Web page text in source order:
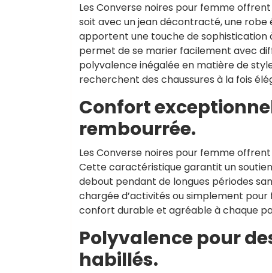
Les Converse noires pour femme
soit avec un jean décontracté, une
apportent une touche de sophistication
permet de se marier facilement avec
polyvalence inégalée en matière de
recherchent des chaussures à la fois
Confort
rembourrée.
Les Converse noires pour femme
Cette caractéristique garantit un
debout pendant de longues périodes
chargée d’activités ou simplement
confort durable et agréable à chaque
Polyvalence pour
habillés.